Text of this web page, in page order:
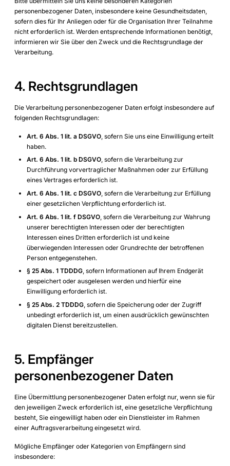
personenbezogener Daten, insbesondere keine Gesundheitsdaten,
sofern dies für Ihr Anliegen oder für die Organisation Ihrer Teilnahme
nicht erforderlich ist. Werden entsprechende Informationen benötigt,
informieren wir Sie über den Zweck und die Rechtsgrundlage der
Verarbeitung.
4. Rechtsgrundlagen
Die Verarbeitung personenbezogener Daten erfolgt insbesondere auf
folgenden Rechtsgrundlagen:
Art. 6 Abs. 1 lit. a DSGVO , sofern Sie uns eine Einwilligung erteilt
haben.
Art. 6 Abs. 1 lit. b DSGVO, sofern die Verarbeitung zur
Durchführung vorvertraglicher Maßnahmen oder zur Erfüllung
eines Vertrages erforderlich ist.
Art. 6 Abs. 1 lit. c DSGVO , sofern die Verarbeitung zur Erfüllung
einer gesetzlichen Verpflichtung erforderlich ist.
Art. 6 Abs. 1 lit. f DSGVO , sofern die Verarbeitung zur Wahrung
unserer berechtigten Interessen oder der berechtigten
Interessen eines Dritten erforderlich ist und keine
überwiegenden Interessen oder Grundrechte der betroffenen
Person entgegenstehen.
§ 25 Abs. 1 TDDDG, sofern Informationen auf Ihrem Endgerät
gespeichert oder ausgelesen werden und hierfür eine
Einwilligung erforderlich ist.
§ 25 Abs. 2 TDDDG , sofern die Speicherung oder der Zugriff
unbedingt erforderlich ist, um einen ausdrücklich gewünschten
digitalen Dienst bereitzustellen.
5. Empfänger
personenbezogener Daten
Eine Übermittlung personenbezogener Daten erfolgt nur, wenn sie für
den jeweiligen Zweck erforderlich ist, eine gesetzliche Verpflichtung
besteht, Sie eingewilligt haben oder ein Dienstleister im Rahmen
einer Auftragsverarbeitung eingesetzt wird.
Mögliche Empfänger oder Kategorien von Empfängern sind
insbesondere: